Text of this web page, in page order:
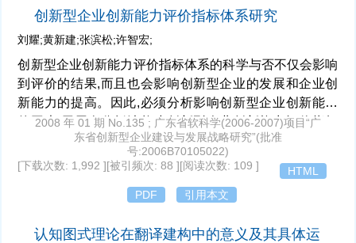
其余地区的基本公共服务均等化程度高于全国平均水平;
各影响因素对八大综合经济区基本公共服务均等化程度的
作用差异较大。据此,应从完善现代财政制度、优化多元
主体参与机制、全面推进乡村振兴战略和健全监督考核机
制等方面实现基本公共服务均等化的战略目标。
创新型企业创新能力评价指标体系研究
刘耀;黄新建;张滨松;许智宏;
创新型企业创新能力评价指标体系的科学与否不仅会影响
到评价的结果,而且也会影响创新型企业的发展和企业创
新能力的提高。因此,必须分析影响创新型企业创新能力
的因素,用层次分析法构建创新型企业创新能力评价指标
体系。并运用模糊综合评价法进行实证分析,以验证评价
指标体系的可行性。
2008 年 01 期 No.135 ; 广东省软科学(2006-2007)项目“广
东省创新型企业建设与发展战略研究”(批准
号:2006B70105022)
[下载次数: 1,992 ][被引频次: 88 ][阅读次数: 109 ]
HTML
PDF
引用本文
认知图式理论在翻译建构中的意义及其具体运